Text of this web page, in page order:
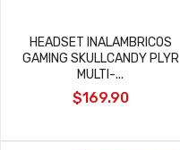
HEADSET INALAMBRICOS
GAMING SKULLCANDY PLYR
MULTI-...
$169.90